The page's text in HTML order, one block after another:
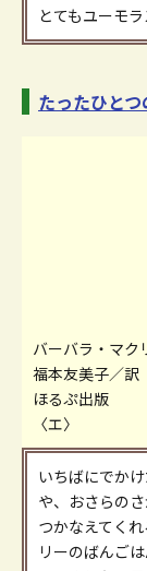
とてもユーモラ
たったひと
バーバラ・マク
福本友美子／訳
ほるぷ出版
〈エ〉
いちばにでか
や、おさらの
つかなえてく
リーのばんご